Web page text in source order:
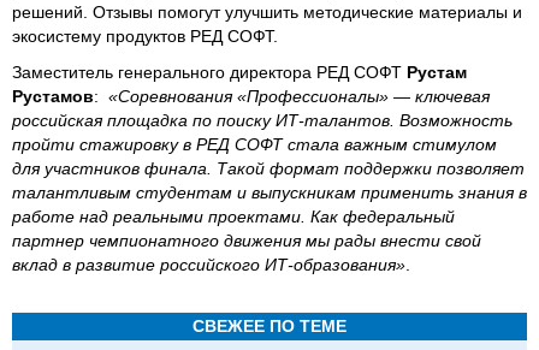
решений. Отзывы помогут улучшить методические материалы и
экосистему продуктов РЕД СОФТ.
Заместитель генерального директора РЕД СОФТ Рустам
Рустамов: «Соревнования «Профессионалы» — ключевая
российская площадка по поиску ИТ-талантов. Возможность
пройти стажировку в РЕД СОФТ стала важным стимулом
для участников финала. Такой формат поддержки позволяет
талантливым студентам и выпускникам применить знания в
работе над реальными проектами. Как федеральный
партнер чемпионатного движения мы рады внести свой
вклад в развитие российского ИТ-образования»
СВЕЖЕЕ ПО ТЕМЕ